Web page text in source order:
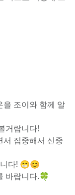
을 조이와 함께 알
거랍니다!
서 집중해서 신중
니다! 😁😊
바랍니다.🍀